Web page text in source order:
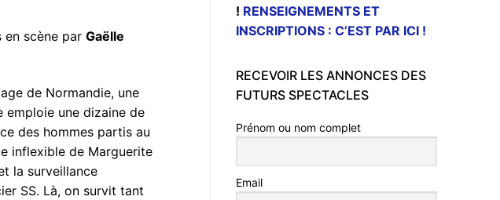
en scène parGaëlle
de Normandie, une
emploie une dizaine de
des hommes partis au
inflexible de Marguerite
la surveillance
SS. Là, on survit tant
! RENSEIGNEMENTS ET
INSCRIPTIONS : C’EST PAR ICI !
RECEVOIR LES ANNONCES DES
FUTURS SPECTACLES
Prénom ou nom complet
Email